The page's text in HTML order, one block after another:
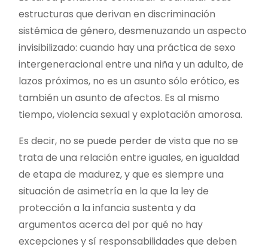
estructuras que derivan en discriminación
sistémica de género, desmenuzando un aspecto
invisibilizado: cuando hay una práctica de sexo
intergeneracional entre una niña y un adulto, de
lazos próximos, no es un asunto sólo erótico, es
también un asunto de afectos. Es al mismo
tiempo, violencia sexual y explotación amorosa.
Es decir, no se puede perder de vista que no se
trata de una relación entre iguales, en igualdad
de etapa de madurez, y que es siempre una
situación de asimetría en la que la ley de
protección a la infancia sustenta y da
argumentos acerca del por qué no hay
excepciones y sí responsabilidades que deben